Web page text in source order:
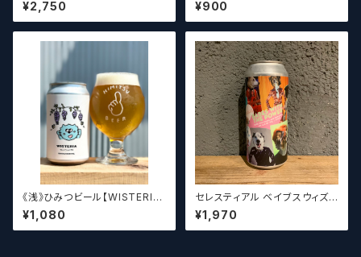
haven Ruud Peesch
¥2,750
ラフトビールシザーズ】
¥900
《浅》ひみつビール【WISTERIA】
／ ウィステリア
¥1,080
セレスティアル ベイブスウィズ
ザパワー / Celestial Beerwo
rks Babes With the Power
¥1,970